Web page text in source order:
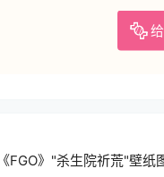
《FGO》"杀生院祈荒"壁